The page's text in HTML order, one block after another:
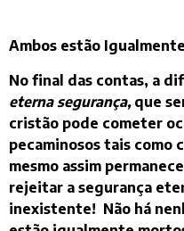
Ambos estão Igualmente
No final das contas, a
eterna segurança,que
cristão pode cometer
pecaminosos tais como
mesmo assim
rejeitar a segurança
inexistente! Não há